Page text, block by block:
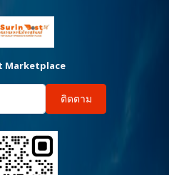
Marketplace
ติดตาม